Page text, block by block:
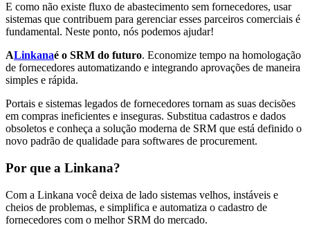
E como não existe fluxo de abastecimento sem fornecedores, usar
sistemas que contribuem para gerenciar esses parceiros comerciais é
fundamental. Neste ponto, nós podemos ajudar!
ALinkanaé o SRM do futuro. Economize tempo na homologação
de fornecedores automatizando e integrando aprovações de maneira
simples e rápida.
Portais e sistemas legados de fornecedores tornam as suas decisões
em compras ineficientes e inseguras. Substitua cadastros e dados
obsoletos e conheça a solução moderna de SRM que está definido o
novo padrão de qualidade para softwares de procurement.
Por que a Linkana?
Com a Linkana você deixa de lado sistemas velhos, instáveis e
cheios de problemas, e simplifica e automatiza o cadastro de
fornecedores com o melhor SRM do mercado.